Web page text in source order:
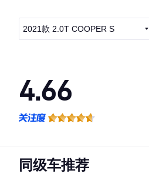
2021款 2.0T COOPER S
4.66
·空间表现较为优秀，优于65%同级车
同级车推荐